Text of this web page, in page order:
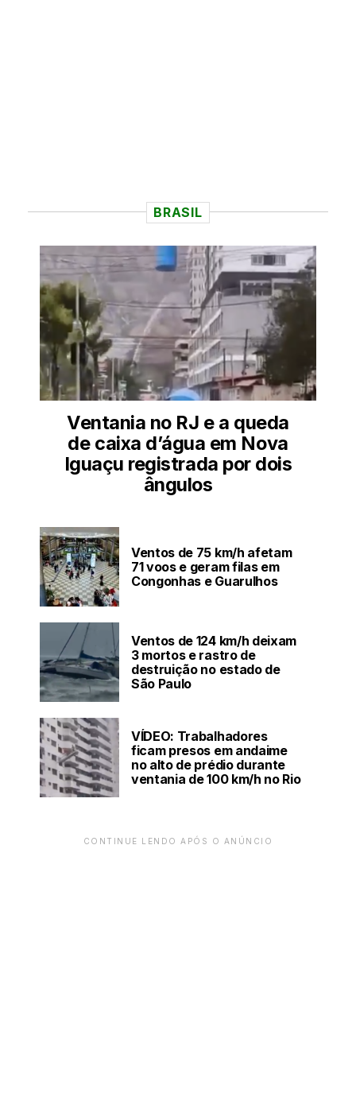
BRASIL
Ventania no RJ e a queda
de caixa d’água em Nova
Iguaçu registrada por dois
ângulos
Ventos de 75 km/h afetam
71 voos e geram filas em
Congonhas e Guarulhos
Ventos de 124 km/h deixam
3 mortos e rastro de
destruição no estado de
São Paulo
VÍDEO: Trabalhadores
ficam presos em andaime
no alto de prédio durante
ventania de 100 km/h no Rio
CONTINUE LENDO APÓS O ANÚNCIO